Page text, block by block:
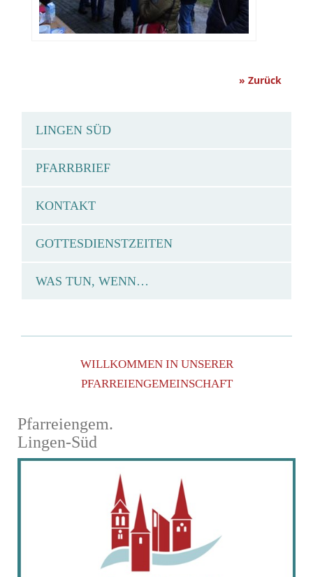
» Zurück
LINGEN SÜD
PFARRBRIEF
KONTAKT
GOTTESDIENSTZEITEN
WAS TUN, WENN…
WILLKOMMEN IN UNSERER
PFARREIENGEMEINSCHAFT
Pfarreiengem.
Lingen-Süd